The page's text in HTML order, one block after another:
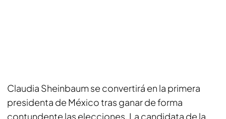
Claudia Sheinbaum se convertirá en la primera
presidenta de México tras ganar de forma
contundente las elecciones. La candidata de la